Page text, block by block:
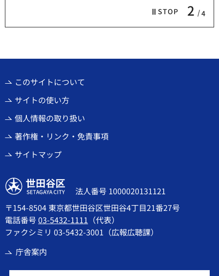
STOP 2 4
このサイトについて
サイトの使い方
個人情報の取り扱い
著作権・リンク・免責事項
サイトマップ
世田谷区
法人番号 1000020131121
〒154-8504 東京都世田谷区世田谷4丁目21番27号
電話番号03-5432-1111 （代表）
ファクシミリ 03-5432-3001（広報広聴課）
庁舎案内